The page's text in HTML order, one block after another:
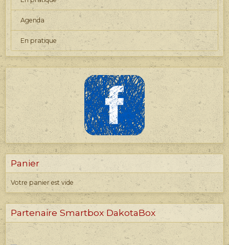
Agenda
En pratique
Panier
Votre panier est vide
Partenaire Smartbox DakotaBox